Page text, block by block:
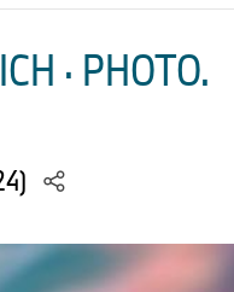
· PHOTO.